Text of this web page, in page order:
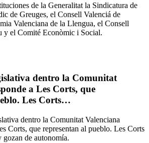
de la Generalitat la Sindicatura de
de Greuges, el Consell Valenciá de
Valenciana de la Llengua, el Consell
y el Comité Econòmic i Social.
dentro la Comunitat
a Les Corts, que
Les Corts…
dentro la Comunitat Valenciana
Corts, que representan al pueblo. Les Corts
de autonomía.